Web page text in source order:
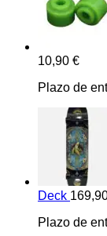
10,90 €
Plazo de
Deck
Plazo de